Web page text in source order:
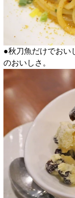
●秋刀魚だけでおい
のおいしさ。